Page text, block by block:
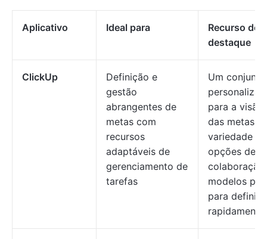
Aplicativo Ideal para
Recurso de
destaque
ClickUp
Definição e
gestão
abrangentes de
metas com
recursos
adaptáveis de
gerenciamento de
tarefas
Um
para a visão
das metas,
variedade de
opções de
colaboração
modelos
para definir
rapidamente